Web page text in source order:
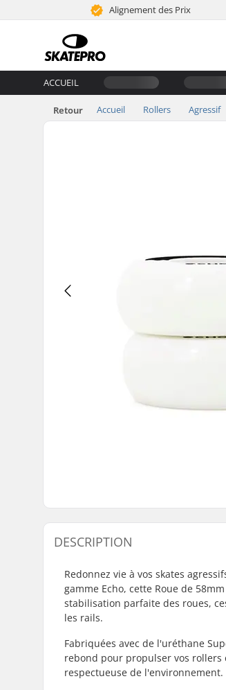
Alignement des Prix
ACCUEIL
Retour Accueil Rollers Agressif
DESCRIPTION
Redonnez vie à vos skates
gamme Echo, cette Roue de
stabilisation parfaite des roues,
les rails.
Fabriquées avec de l'uréthane
rebond pour propulser vos rollers
respectueuse de l'environnement.